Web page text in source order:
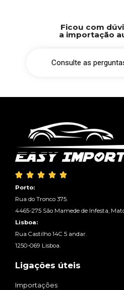
Ficou com
a importação
Consulte as
    
Porto:
Rua do Tronco 375.
4465-275 São Mamede de Infesta,
Lisboa:
Rua Castilho 14C 5 andar.
1250-069 Lisboa.
Ligações úteis
Importações